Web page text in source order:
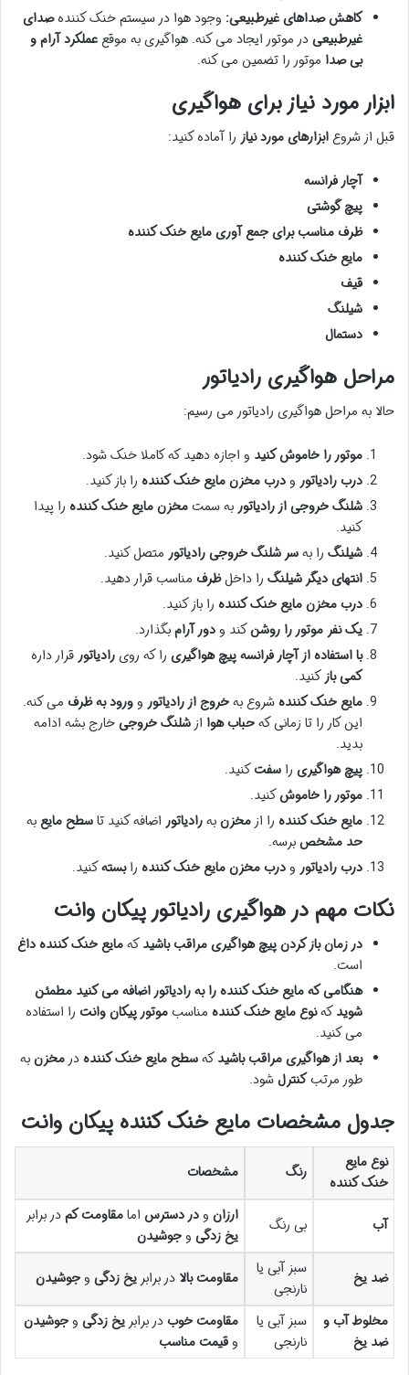
کاهش صداهای غیرطبیعی: وجود هوا در سیستم خنک کنندهصدای
غیرطبیعیدر موتور ایجاد می کنه. هواگیری به موقععملکرد آرام و
بی صدا موتور را تضمین می کنه.
ابزار مورد نیاز برای هواگیری
قبل از شروعابزارهای مورد نیاز را آماده کنید:
آچار فرانسه
پیچ گوشتی
ظرف مناسب برای جمع آوری مایع خنک کننده
مایع خنک کننده
قیف
شیلنگ
دستمال
مراحل هواگیری رادیاتور
حالا به مراحل هواگیری رادیاتور می رسیم:
موتور را خاموش کنید و اجازه دهید که کاملا خنک شود.
درب رادیاتور ودرب مخزن مایع خنک کننده را باز کنید.
شلنگ خروجی از رادیاتوربه سمتمخزن مایع خنک کننده را پیدا
کنید.
شیلنگ را بهسر شلنگ خروجی رادیاتور متصل کنید.
انتهای دیگر شیلنگ را داخلظرف مناسب قرار دهید.
درب مخزن مایع خنک کننده را باز کنید.
یک نفر موتور را روشنکند ودور آرامبگذارد.
با استفاده از آچار فرانسهپیچ هواگیری را که رویرادیاتورقرار داره
کمی بازکنید.
مایع خنک کنندهشروع بهخروج از رادیاتور وورود به ظرف می کنه.
این کار را تا زمانی کهحباب هوا ازشلنگ خروجیخارج بشه ادامه
بدید.
پیچ هواگیری را سفتکنید.
موتور را خاموشکنید.
مایع خنک کننده را ازمخزنبهرادیاتور اضافه کنید تاسطح مایعبه
حد مشخصبرسه.
درب رادیاتور ودرب مخزن مایع خنک کننده رابستهکنید.
نکات مهم در هواگیری رادیاتور پیکان وانت
در زمان باز کردن پیچ هواگیریمراقب باشیدکهمایع خنک کننده داغ
است.
هنگامی که مایع خنک کننده را به رادیاتور اضافه می کنید مطمئن
شویدکهنوع مایع خنک کننده مناسبموتور پیکان وانت را استفاده
می کنید.
بعد از هواگیریمراقب باشیدکهسطح مایع خنک کنندهدرمخزنبه
طور مرتبکنترلشود.
جدول مشخصات مایع خنک کننده پیکان وانت
نوع مایع
خنک کننده
رنگ مشخصات
آب بی رنگ ارزانودر دسترسامامقاومت کمدر برابر
یخ زدگیوجوشیدن
ضد یخ
سبز آبی یا
نارنجی
مقاومت بالا در برابریخ زدگیوجوشیدن
مخلوط آب و
ضد یخ
سبز آبی یا
نارنجی
مقاومت خوبدر برابریخ زدگیوجوشیدن
وقیمت مناسب